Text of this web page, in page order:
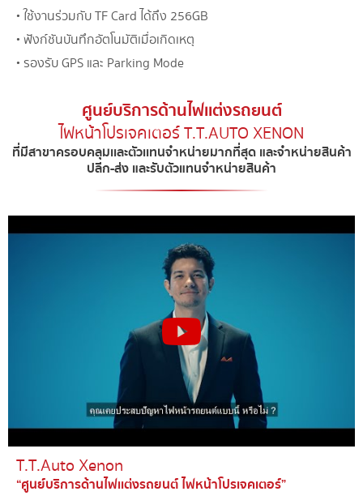
• ใช้งานร่วมกับ TF Card ได้ถึง 256GB
• ฟังก์ชันบันทึกอัตโนมัติเมื่อเกิดเหตุ
• รองรับ GPS และ Parking Mode
ศูนย์บริการด้านไฟเเต่งรถยนต์
ไฟหน้าโปรเจคเตอร์ T.T.AUTO XENON​
ที่มีสาขาครอบคลุมเเละตัวเเทนจำหน่ายมากที่สุด และจำหน่ายสินค้า
ปลีก-ส่ง และรับตัวแทนจำหน่ายสินค้า
T.T.Auto Xenon​
“ศูนย์บริการด้านไฟเเต่งรถยนต์ ไฟหน้าโปรเจคเตอร์”